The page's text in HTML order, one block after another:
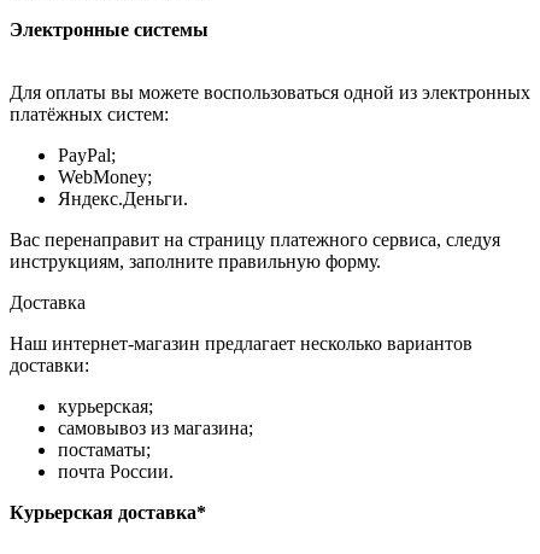
Электронные системы
Для оплаты вы можете воспользоваться одной из электронных
платёжных систем:
PayPal;
WebMoney;
Яндекс.Деньги.
Вас перенаправит на страницу платежного сервиса, следуя
инструкциям, заполните правильную форму.
Доставка
Наш интернет-магазин предлагает несколько вариантов
доставки:
курьерская;
самовывоз из магазина;
постаматы;
почта России.
Курьерская доставка*